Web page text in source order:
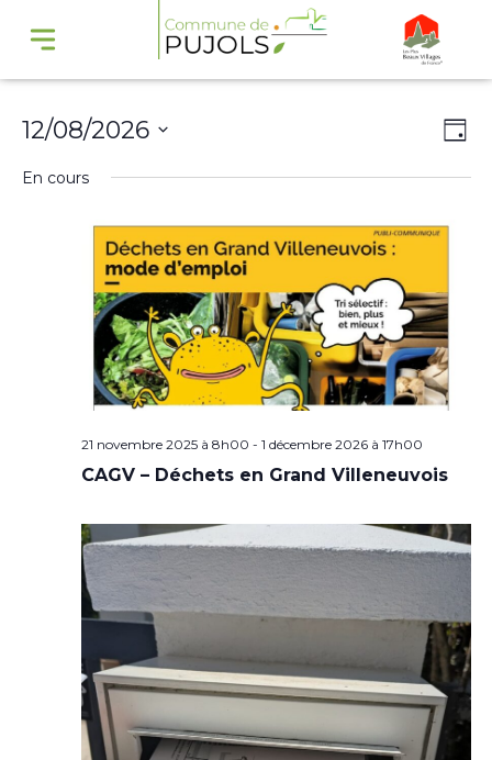
Jour
12/08/2026
En cours
21 novembre 2025 à 8h00 - 1 décembre 2026 à 17h00
CAGV – Déchets en Grand Villeneuvois